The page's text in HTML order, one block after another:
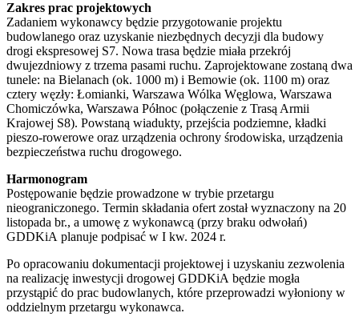
Zakres prac projektowych
Zadaniem wykonawcy będzie przygotowanie projektu
budowlanego oraz uzyskanie niezbędnych decyzji dla budowy
drogi ekspresowej S7. Nowa trasa będzie miała przekrój
dwujezdniowy z trzema pasami ruchu. Zaprojektowane zostaną dwa
tunele: na Bielanach (ok. 1000 m) i Bemowie (ok. 1100 m) oraz
cztery węzły: Łomianki, Warszawa Wólka Węglowa, Warszawa
Chomiczówka, Warszawa Północ (połączenie z Trasą Armii
Krajowej S8). Powstaną wiadukty, przejścia podziemne, kładki
pieszo-rowerowe oraz urządzenia ochrony środowiska, urządzenia
bezpieczeństwa ruchu drogowego.
Harmonogram
Postępowanie będzie prowadzone w trybie przetargu
nieograniczonego. Termin składania ofert został wyznaczony na 20
listopada br., a umowę z wykonawcą (przy braku odwołań)
GDDKiA planuje podpisać w I kw. 2024 r.
Po opracowaniu dokumentacji projektowej i uzyskaniu zezwolenia
na realizację inwestycji drogowej GDDKiA będzie mogła
przystąpić do prac budowlanych, które przeprowadzi wyłoniony w
oddzielnym przetargu wykonawca.